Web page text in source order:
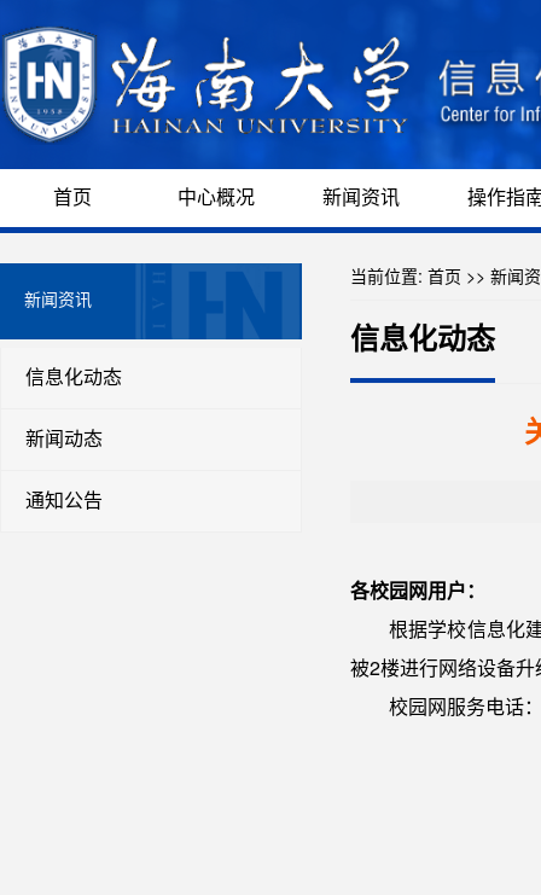
首页 中心概况 新闻资讯 操作指
新闻资讯
信息化动态
新闻动态
通知公告
当前位置: 首页 >> 新闻
信息化动态
各校园网用户：
根据学校信息化
被2楼进行网络设备
校园网服务电话